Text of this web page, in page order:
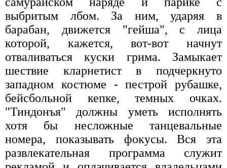
выбритым лбом. За ним, ударяя в
барабан, движется "гейша", с лица
которой, кажется, вот-вот начнут
отваливаться куски грима. Замыкает
шествие кларнетист в подчеркнуто
западном костюме - пестрой рубашке,
бейсбольной кепке, темных очках.
"Тиндонъя" должны уметь исполнять
хотя бы несложные танцевальные
номера, показывать фокусы. Вся эта
развлекательная программа служит